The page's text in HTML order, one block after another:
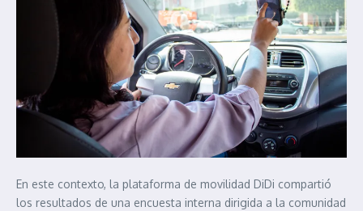
En este contexto, la plataforma de movilidad DiDi compartió
los resultados de una encuesta interna dirigida a la comunidad